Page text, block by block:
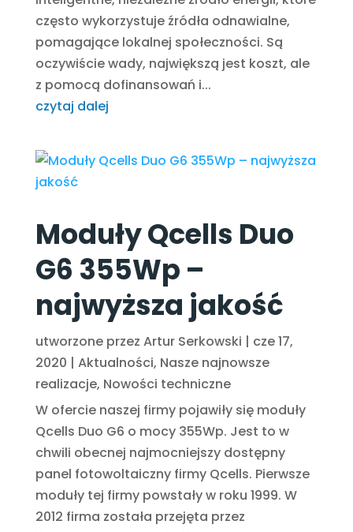
często wykorzystuje źródła odnawialne,
pomagające lokalnej społeczności. Są
oczywiście wady, największą jest koszt, ale
z pomocą dofinansowań i...
czytaj dalej
Moduły Qcells Duo
G6 355Wp –
najwyższa jakość
utworzone przez Artur Serkowski | cze 17,
2020 | Aktualności, Nasze najnowsze
realizacje, Nowości techniczne
W ofercie naszej firmy pojawiły się moduły
Qcells Duo G6 o mocy 355Wp. Jest to w
chwili obecnej najmocniejszy dostępny
panel fotowoltaiczny firmy Qcells. Pierwsze
moduły tej firmy powstały w roku 1999. W
2012 firma została przejęta przez